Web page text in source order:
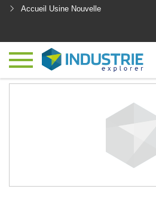
Accueil Usine Nouvelle